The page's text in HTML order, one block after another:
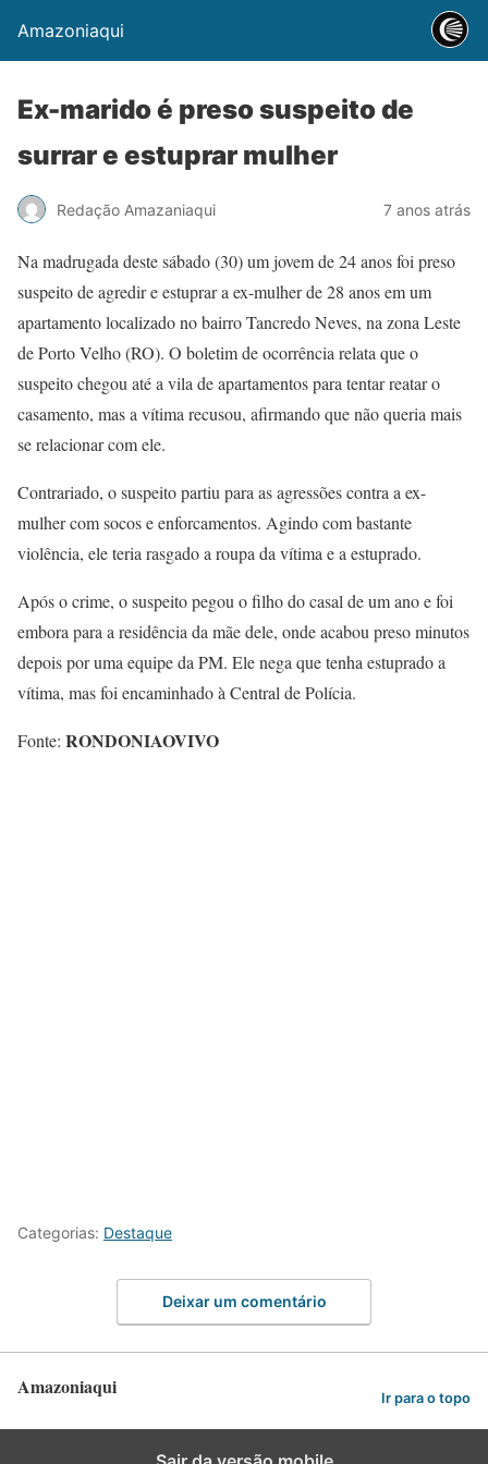
Amazoniaqui
Ex-marido é preso suspeito de
surrar e estuprar mulher
Redação Amazaniaqui 7 anos atrás
Na madrugada deste sábado (30) um jovem de 24 anos foi preso
suspeito de agredir e estuprar a ex-mulher de 28 anos em um
apartamento localizado no bairro Tancredo Neves, na zona Leste
de Porto Velho (RO). O boletim de ocorrência relata que o
suspeito chegou até a vila de apartamentos para tentar reatar o
casamento, mas a vítima recusou, afirmando que não queria mais
se relacionar com ele.
Contrariado, o suspeito partiu para as agressões contra a ex-
mulher com socos e enforcamentos. Agindo com bastante
violência, ele teria rasgado a roupa da vítima e a estuprado.
Após o crime, o suspeito pegou o filho do casal de um ano e foi
embora para a residência da mãe dele, onde acabou preso minutos
depois por uma equipe da PM. Ele nega que tenha estuprado a
vítima, mas foi encaminhado à Central de Polícia.
Fonte: RONDONIAOVIVO
Categorias: Destaque
Deixar um comentário
Amazoniaqui Ir para o topo